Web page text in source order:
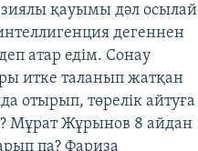
қауымы дәл осылай
дегеннен
атар едім. Сонау
итке таланып жатқан
отырып, төрелік айтуға
Мұрат Жұрынов 8 айдан
па? Фариза